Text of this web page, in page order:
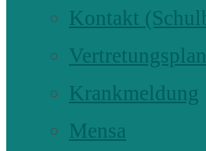
Kontakt
Krankmeldung
Mensa